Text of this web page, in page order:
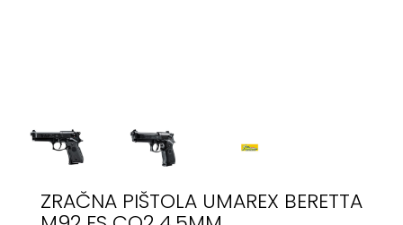
ZRAČNA PIŠTOLA UMAREX BERETTA